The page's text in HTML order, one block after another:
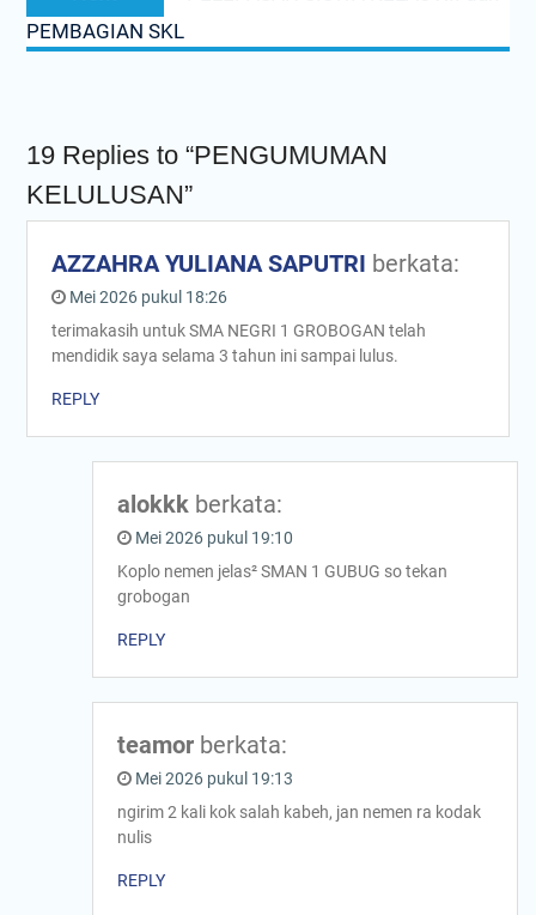
post:
PEMBAGIAN SKL
19 Replies to “PENGUMUMAN
KELULUSAN”
AZZAHRA YULIANA SAPUTRI berkata:
Mei 2026 pukul 18:26
terimakasih untuk SMA NEGRI 1 GROBOGAN telah
mendidik saya selama 3 tahun ini sampai lulus.
REPLY
alokkk berkata:
Mei 2026 pukul 19:10
Koplo nemen jelas² SMAN 1 GUBUG so tekan
grobogan
REPLY
teamor berkata:
Mei 2026 pukul 19:13
ngirim 2 kali kok salah kabeh, jan nemen ra kodak
nulis
REPLY